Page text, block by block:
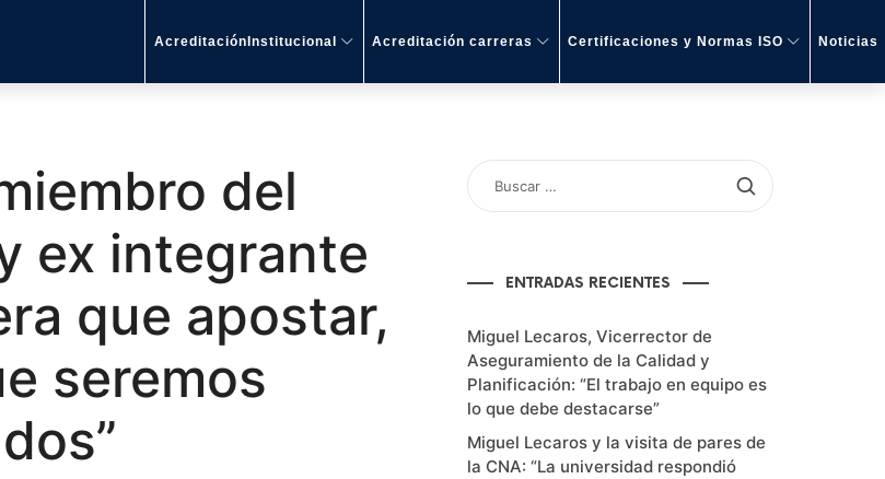
AcreditaciónInstitucional Acreditación carreras Certificaciones y Normas ISO Noticias
del
ex integrante
que apostar,
seremos
BUSCAR
POR:
ENTRADAS RECIENTES
Miguel Lecaros, Vicerrector de
Aseguramiento de la Calidad y
Planificación: “El trabajo en equipo es
lo que debe destacarse”
Miguel Lecaros y la visita de pares de
la CNA: “La universidad respondió